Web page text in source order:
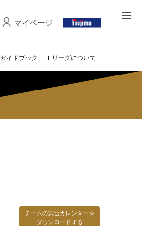
マイページ
ガイドブック Ｔリーグについて
チームの試合カレンダーを
ダウンロードする